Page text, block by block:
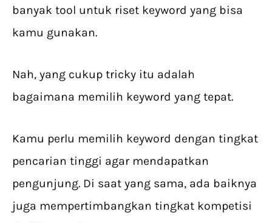
banyak tool untuk riset keyword yang bisa
kamu gunakan.
Nah, yang cukup tricky itu adalah
bagaimana memilih keyword yang tepat.
Kamu perlu memilih keyword dengan tingkat
pencarian tinggi agar mendapatkan
pengunjung. Di saat yang sama, ada baiknya
juga mempertimbangkan tingkat kompetisi